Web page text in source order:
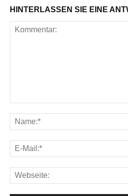
HINTERLASSEN SIE EINE